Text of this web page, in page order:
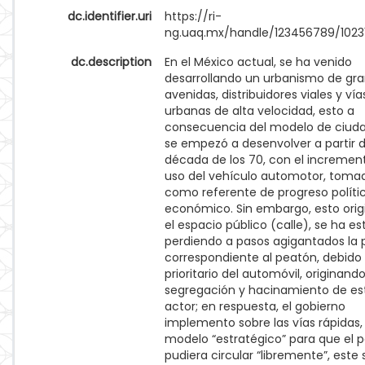
dc.identifier.uri
https://ri-
ng.uaq.mx/handle/123456789/
dc.description
En el México actual, se ha venido
desarrollando un urbanismo de
avenidas, distribuidores viales y
urbanas de alta velocidad, esto a
consecuencia del modelo de
se empezó a desenvolver a partir
década de los 70, con el
uso del vehículo automotor,
como referente de progreso
económico. Sin embargo, esto
el espacio público (calle), se ha
perdiendo a pasos agigantados la
correspondiente al peatón, debido
prioritario del automóvil,
segregación y hacinamiento de
actor; en respuesta, el gobierno
implemento sobre las vías
modelo “estratégico” para que el
pudiera circular “libremente”, este